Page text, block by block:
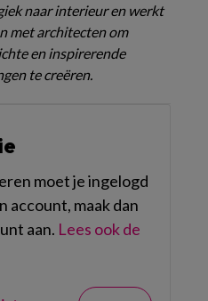
naar interieur en werkt
met architecten om
en inspirerende
te creëren.
moet je ingelogd
account, maak dan
aan. Lees ook de